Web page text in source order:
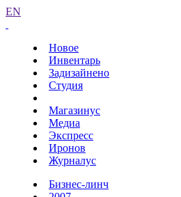
EN
Новое
Инвентарь
Задизайнено
Студия
Магазинус
Медиа
Экспресс
Иронов
Журналус
Бизнес-линч